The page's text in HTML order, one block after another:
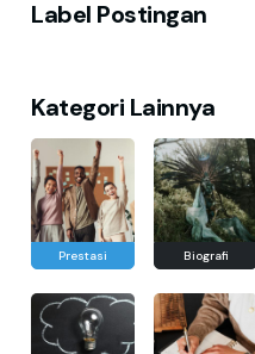
Label Postingan
Kategori Lainnya
Prestasi Biografi